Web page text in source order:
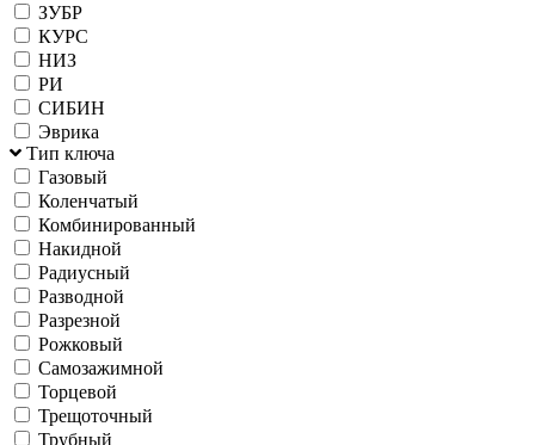
ЗУБР
КУРС
НИЗ
РИ
СИБИН
Эврика
Тип ключа
Газовый
Коленчатый
Комбинированный
Накидной
Радиусный
Разводной
Разрезной
Рожковый
Самозажимной
Торцевой
Трещоточный
Трубный